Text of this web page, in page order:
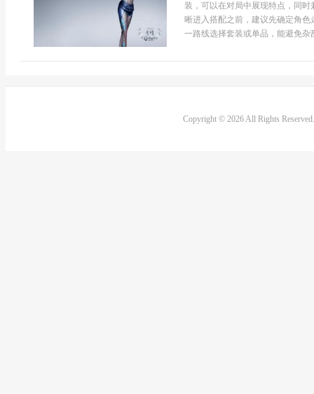
装，可以在对局中展现特点，同
晰进入搭配之前，建议先确定角
一路线选择套装或单品，能避免杂
Copyright © 2026 All Rights